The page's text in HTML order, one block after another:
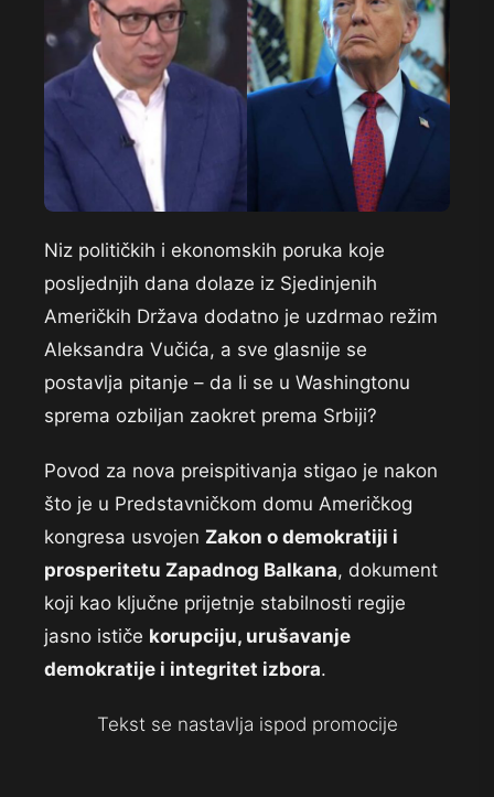
Niz političkih i ekonomskih poruka koje
posljednjih dana dolaze iz Sjedinjenih
Američkih Država dodatno je uzdrmao režim
Aleksandra Vučića, a sve glasnije se
postavlja pitanje – da li se u Washingtonu
sprema ozbiljan zaokret prema Srbiji?
Povod za nova preispitivanja stigao je nakon
što je u Predstavničkom domu Američkog
kongresa usvojen Zakon o demokratiji i
prosperitetu Zapadnog Balkana, dokument
koji kao ključne prijetnje stabilnosti regije
jasno ističe korupciju, urušavanje
demokratije i integritet izbora.
Tekst se nastavlja ispod promocije